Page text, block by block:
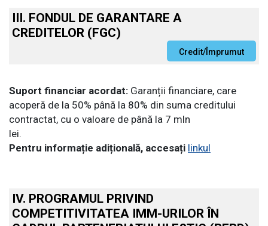
III. FONDUL DE GARANTARE A
CREDITELOR (FGC)
Suport financiar acordat: Garanții financiare, care
acoperă de la 50% până la 80% din suma creditului
contractat, cu o valoare de până la 7 mln
lei.
Pentru informație adițională, accesați linkul
IV. PROGRAMUL PRIVIND
COMPETITIVITATEA IMM-URILOR ÎN